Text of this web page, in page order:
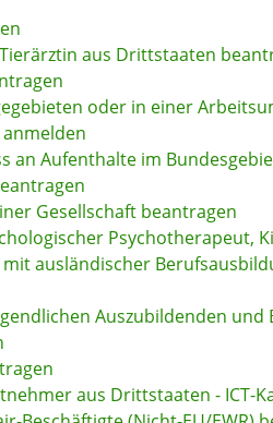
aus Drittstaaten
oder in einer
an Aufenthalte im
Gesellschaft beantragen
Psychotherapeut,
ausländischer
Auszubildenden und
aus Drittstaaten - ICT-